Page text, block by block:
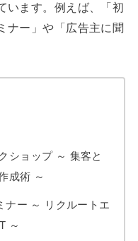
います。例えば、「初
ナー」や「広告主に聞
ショップ ～ 集客と
成術 ～
ナー ～ リクルートエ
～